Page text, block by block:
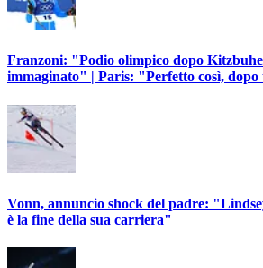
Franzoni: "Podio olimpico dopo
immaginato" | Paris: "Perfetto così,
Vonn, annuncio shock del padre:
è la fine della sua carriera"